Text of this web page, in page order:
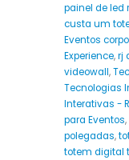
painel de led
custa um
Eventos
Experience,rj
videowall,
Tecnologias
Interativas -
para Eventos,
polegadas,
totem digital